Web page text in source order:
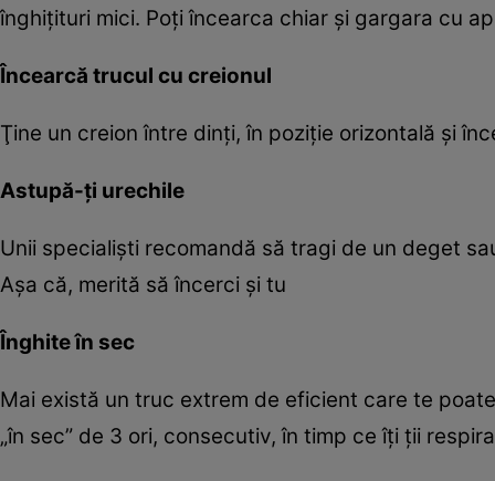
înghiţituri mici. Poţi încearca chiar şi gargara cu
Încearcă trucul cu creionul
Ţine un creion între dinţi, în poziţie orizontală şi
Astupă-ţi urechile
Unii specialişti recomandă să tragi de un deget
Aşa că, merită să încerci şi tu
Înghite în sec
Mai există un truc extrem de eficient care te
„în sec” de 3 ori, consecutiv, în timp ce îţi ţii